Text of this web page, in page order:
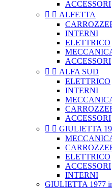
ACCESSORI
  ALFETTA
INTERNI
ELETTRICO
ACCESSORI
  ALFA SUD
ELETTRICO
INTERNI
ACCESSORI
  GIULIETTA
ELETTRICO
ACCESSORI
INTERNI
GIULIETTA 1977